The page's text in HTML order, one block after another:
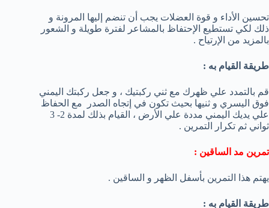
تحسين الأداء و قوة العضلات يجب أن تنضم إليها المرونة و
ذلك لكي تستطيع الإحتفاظ بالمشاعر لفترة طويلة و الشعور
بالمزيد من الإرتياح .
طريقة القيام به :
قم بالتمدد علي ظهرك مع ثني ركبتيك ، و جعل ركبتك اليمني
فوق اليسري و ثنيها بحيث تكون في إتجاه الصدر مع الحفاظ
علي يديك اليمني مددة علي الأرض ، القيام بذلك لمدة 2- 3
ثواني ثم تكرار التمرين .
تمرين مد الساقين :
يهتم هذا التمرين بأسفل الظهر و الساقين .
طريقة القيام به :